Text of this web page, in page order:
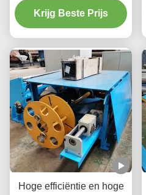
20-200m/min
Krijg Beste Prijs
Hoge efficiëntie en hoge